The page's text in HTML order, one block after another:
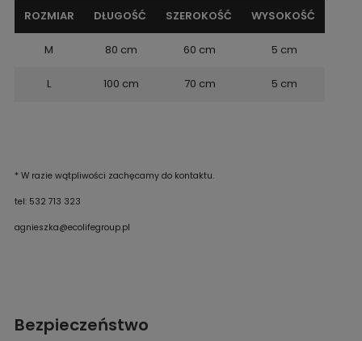
ROZMIAR DŁUGOŚĆ SZEROKOŚĆ WYSOKOŚĆ
M 80 cm 60 cm 5 cm
L 100 cm 70 cm 5 cm
* W razie wątpliwości zachęcamy do kontaktu.
tel: 532 713 323
agnieszka@ecolifegroup.pl
Bezpieczeństwo